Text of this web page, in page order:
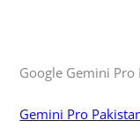
Google Gemini Pro
Gemini Pro